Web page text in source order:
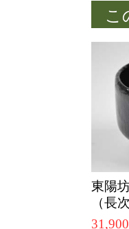
こ
東陽
（長